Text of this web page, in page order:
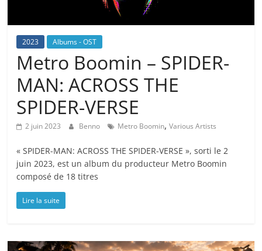
2023 Albums - OST
Metro Boomin – SPIDER-
MAN: ACROSS THE
SPIDER-VERSE
2 juin 2023 Benno Metro Boomin,Various Artists
« SPIDER-MAN: ACROSS THE SPIDER-VERSE », sorti le 2
juin 2023, est un album du producteur Metro Boomin
composé de 18 titres
Lire la suite